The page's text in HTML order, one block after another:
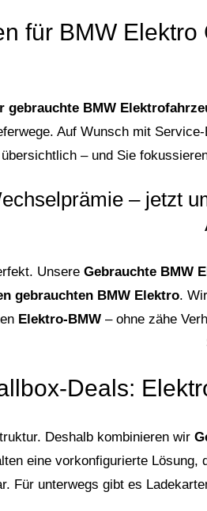
für BMW
gebrauchte BMW
Auf Wunsch mit
– und Sie
– jetzt
Unsere Gebrauchte BMW
gebrauchten BMW Elektro.
Elektro-BMW – ohne zähe
Deals:
Deshalb kombinieren wir
eine vorkonfigurierte
Für unterwegs gibt es